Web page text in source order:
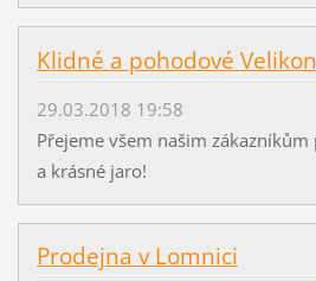
Klidné a pohodové
29.03.2018 19:58
Přejeme všem našim
a krásné jaro!
Prodejna v Lomnici